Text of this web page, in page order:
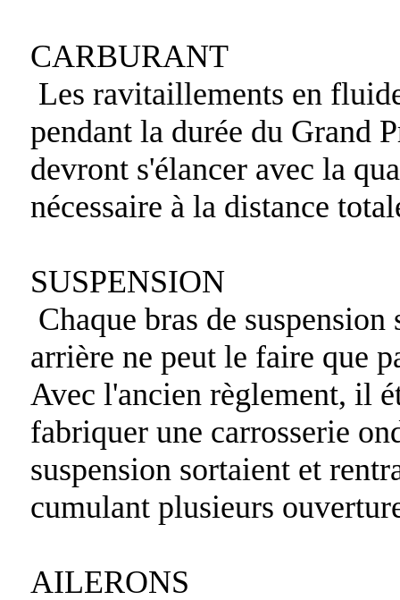
CARBURANT
Les ravitaillements en
pendant la durée du Grand
devront s'élancer avec la
nécessaire à la distance
SUSPENSION
Chaque bras de
arrière ne peut le faire que
Avec l'ancien règlement, il
fabriquer une carrosserie
suspension sortaient et
cumulant plusieurs
AILERONS